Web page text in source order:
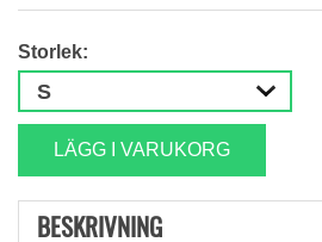
Storlek:
LÄGG I VARUKORG
BESKRIVNING